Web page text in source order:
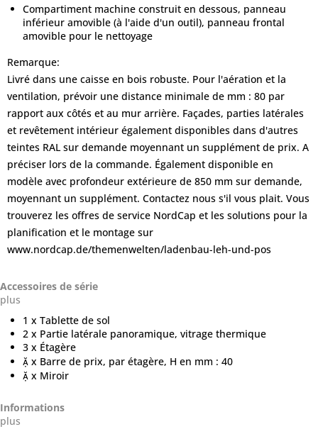
Compartiment machine construit en dessous, panneau
inférieur amovible (à l'aide d'un outil), panneau frontal
amovible pour le nettoyage
Remarque:
Livré dans une caisse en bois robuste. Pour l'aération et la
ventilation, prévoir une distance minimale de mm : 80 par
rapport aux côtés et au mur arrière. Façades, parties latérales
et revêtement intérieur également disponibles dans d'autres
teintes RAL sur demande moyennant un supplément de prix. A
préciser lors de la commande. Également disponible en
modèle avec profondeur extérieure de 850 mm sur demande,
moyennant un supplément. Contactez nous s'il vous plait. Vous
trouverez les offres de service NordCap et les solutions pour la
planification et le montage sur
www.nordcap.de/themenwelten/ladenbau-leh-und-pos
Accessoires de série
plus
1 x Tablette de sol
2 x Partie latérale panoramique, vitrage thermique
3 x Étagère
 x Barre de prix, par étagère, H en mm : 40
 x Miroir
Informations
plus